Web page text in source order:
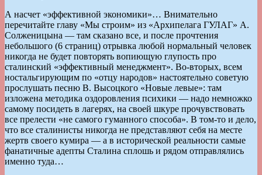
А насчет «эффективной экономики»… Внимательно
перечитайте главу «Мы строим» из «Архипелага ГУЛАГ» А.
Солженицына — там сказано все, и после прочтения
небольшого (6 страниц) отрывка любой нормальный человек
никогда не будет повторять вопиющую глупость про
сталинский «эффективный менеджмент». Во-вторых, всем
ностальгирующим по «отцу народов» настоятельно советую
прослушать песню В. Высоцкого «Новые левые»: там
изложена методика оздоровления психики — надо немножко
самому посидеть в лагерях, на своей шкуре прочувствовать
все прелести «не самого гуманного способа». В том-то и дело,
что все сталинисты никогда не представляют себя на месте
жертв своего кумира — а в исторической реальности самые
фанатичные адепты Сталина сплошь и рядом отправлялись
именно туда…